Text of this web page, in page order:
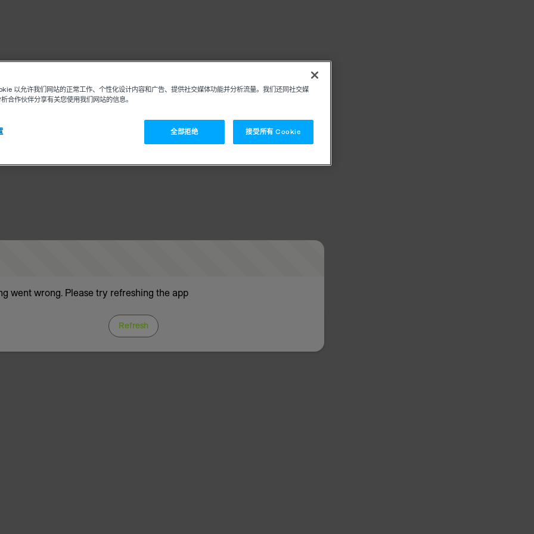
went wrong. Please try refreshing the app
Refresh
以允许我们网站的正常工作、个性化设计内容和广告、提供社交媒体功能并分析流量。我们还同社交媒
合作伙伴分享有关您使用我们网站的信息。
全部拒绝 接受所有 Cookie